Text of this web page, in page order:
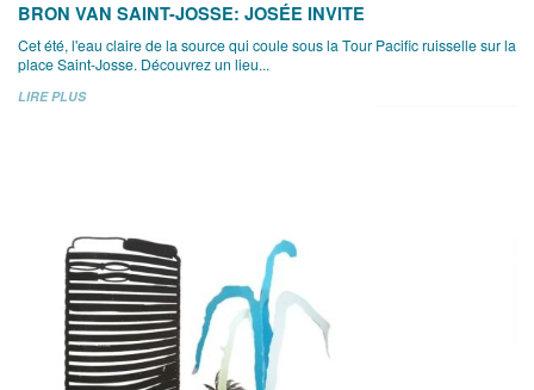
BRON VAN SAINT-JOSSE: JOSÉE INVITE
Cet été, l'eau claire de la source qui coule sous la Tour Pacific ruisselle sur la
place Saint-Josse. Découvrez un lieu...
LIRE PLUS